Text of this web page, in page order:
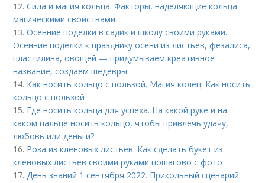
12.Сила и магия кольца. Факторы, наделяющие кольца
магическими свойствами
13.Осенние поделки в садик и школу своими руками.
Осенние поделки к празднику осени из листьев, фезалиса,
пластилина, овощей — придумываем креативное
название, создаем шедевры
14. Как носить кольцо с пользой. Магия колец: Как носить
кольцо с пользой
15. Где носить кольца для успеха. На какой руке и на
каком пальце носить кольцо, чтобы привлечь удачу,
любовь или деньги?
16. Роза из кленовых листьев. Как сделать букет из
кленовых листьев своими руками пошагово с фото
17.День знаний 1 сентября 2022. Прикольный сценарий